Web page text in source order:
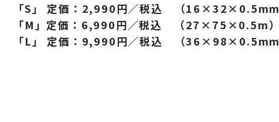
「S 」 定価： 2,990円／税込 （16 ×32× 0.5mm
「M 」定価： 6,990円／税込 （27×75×0.5m）
「L 」 定価： 9,990円／税込 （36×98×0.5mm